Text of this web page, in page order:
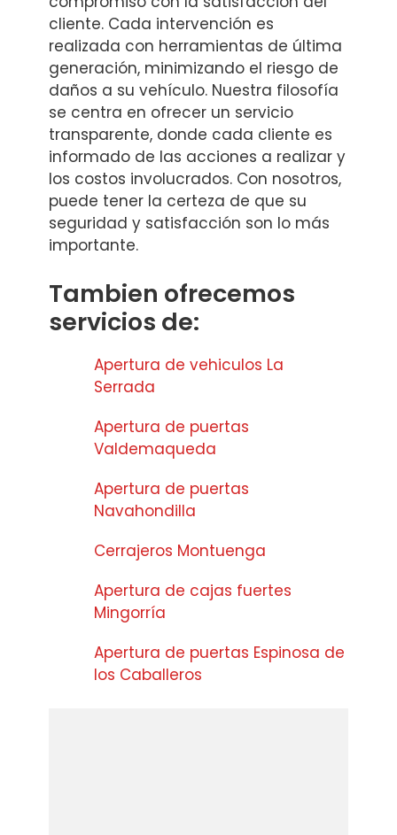
cliente. Cada intervención es
realizada con herramientas de última
generación, minimizando el riesgo de
daños a su vehículo. Nuestra filosofía
se centra en ofrecer un servicio
transparente, donde cada cliente es
informado de las acciones a realizar y
los costos involucrados. Con nosotros,
puede tener la certeza de que su
seguridad y satisfacción son lo más
importante.
Tambien ofrecemos
servicios de:
Apertura de vehiculos La
Serrada
Apertura de puertas
Valdemaqueda
Apertura de puertas
Navahondilla
Cerrajeros Montuenga
Apertura de cajas fuertes
Mingorría
Apertura de puertas Espinosa de
los Caballeros